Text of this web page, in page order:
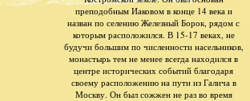
преподобным Иаковом в конце 14 века и
назван по селению Железный Борок, рядом с
которым расположился. В 15-17 веках, не
будучи большим по численности насельников,
монастырь тем не менее всегда находился в
центре исторических событий благодаря
своему расположению на пути из Галича в
Москву. Он был сожжен не раз во время